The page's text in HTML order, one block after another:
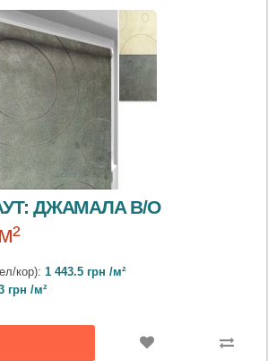
ДЖАМАЛА B/O
кор): 1 443.5 грн /м²
грн /м²